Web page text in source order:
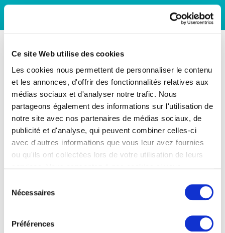
Ce site Web utilise des cookies
Les cookies nous permettent de personnaliser le contenu
et les annonces, d'offrir des fonctionnalités relatives aux
médias sociaux et d'analyser notre trafic. Nous
partageons également des informations sur l'utilisation de
notre site avec nos partenaires de médias sociaux, de
publicité et d'analyse, qui peuvent combiner celles-ci
avec d'autres informations que vous leur avez fournies
ou qu'ils ont collectées lors de votre utilisation de leurs
Nécessaires
Préférences